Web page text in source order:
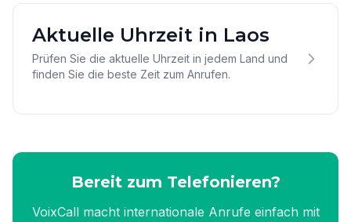
Aktuelle Uhrzeit in Laos
Prüfen Sie die aktuelle Uhrzeit in jedem Land und
finden Sie die beste Zeit zum Anrufen.
Bereit zum Telefonieren?
VoixCall macht internationale Anrufe einfach mit